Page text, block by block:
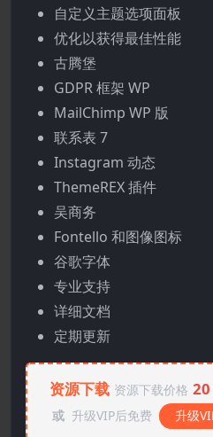
自定义主题选项面板
优化以获得最佳性能
古腾堡
GDPR 框架 WP
MailChimp WP 版
联系表 7
Instagram 动态
ThemeREX 插件
吴商务
Fontello 和图像图标
谷歌字体
专业支持
详细文档
定期更新
资源下载 资源下载价格 20
或 升级VIP后免费 升级